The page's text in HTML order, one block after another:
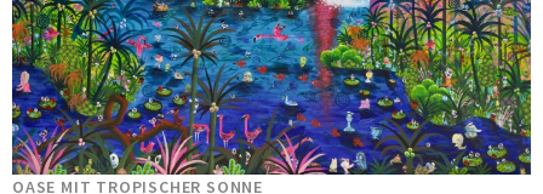
OASE MIT TROPISCHER SONNE